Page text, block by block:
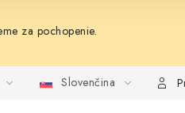
za pochopenie.
Slovenčina